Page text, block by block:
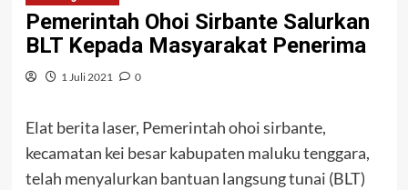
Pemerintah Ohoi Sirbante Salurkan
BLT Kepada Masyarakat Penerima
1 Juli 2021 0
Elat berita laser, Pemerintah ohoi sirbante,
kecamatan kei besar kabupaten maluku tenggara,
telah menyalurkan bantuan langsung tunai (BLT)